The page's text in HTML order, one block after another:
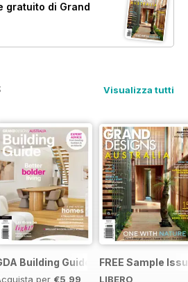
gratuito di Grand
Visualizza tutti
Australia
Building Guide
per €5,99
FREE Sample
LIBERO